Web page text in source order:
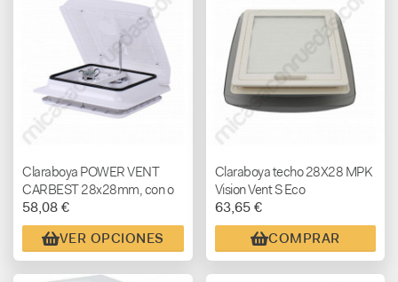
Claraboya POWER VENT
CARBEST 28x28mm, con o
sin ventilador
58,08 €
VER OPCIONES
Claraboya techo 28X28 MPK
Vision Vent S Eco
63,65 €
COMPRAR